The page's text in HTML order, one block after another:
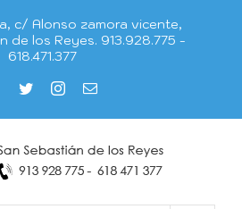
c/ Alonso zamora vicente,
de los Reyes. 913.928.775 -
618.471.377
Facebook
TwitterInstagramCorreo